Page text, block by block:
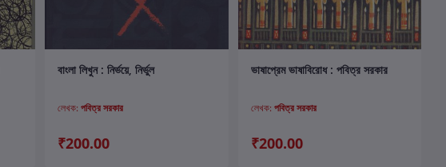
কার্টে যোগ করুন
বাংলা লিখুন : নির্ভয়ে, নির্ভুল
লেখক:পবিত্র সরকার
₹200.00
কার্টে যোগ করুন
ভাষাপ্রেম ভাষাবিরোধ : পবিত্র সরকার
লেখক: পবিত্র সরকার
₹200.00